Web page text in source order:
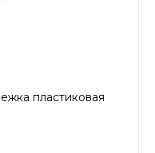
пластиковая